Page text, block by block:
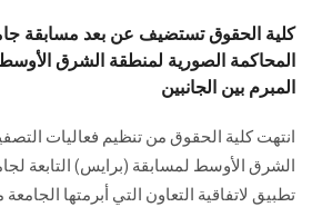
كلية الحقوق تستضيف عن بعد مسابقة
المحاكمة الصورية لمنطقة الشرق الأوسط
المبرم بين الجانبين
انتهت كلية الحقوق من تنظيم فعاليات
الشرق الأوسط لمسابقة (برايس) ‏التابعة
تطبيق لاتفاقية التعاون التي ‏أبرمتها الجامعة